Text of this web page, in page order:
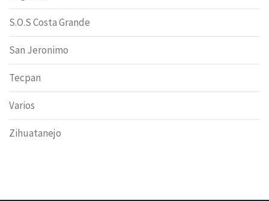
S.O.S Costa Grande
San Jeronimo
Tecpan
Varios
Zihuatanejo